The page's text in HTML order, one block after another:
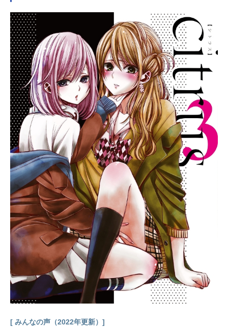
「ツヴァイウィング」の天羽奏と風
鳴翼の2人だったが、周辺各国との関
係上、システムの存在は完全に秘匿
されていた。作品名戦姫絶唱シンフ
ォギア放送形態TVアニメスケジュー
ル2012年1月6日（金）〜2012年3月
30日（金）TOKYOMXほか話数全13
話キャスト立花響：悠木碧風鳴翼：
水樹奈々雪音クリス：高垣彩陽小日
向未来：井口裕香天羽奏：高山みな
み風鳴弦十郎：石川英郎櫻井了子/フ
ィーネ：沢城みゆき緒川慎次：保志
総一朗藤尭朔也：赤羽根健治友里あ
おい：瀬戸麻沙美安藤創世：小松未
可子寺島詩織：東山奈央板場弓美：
赤﨑千夏スタッフ監督：伊藤達文シ
リーズ構成・脚本：金子彰史キャラ
クターデザイン・総作画監督：小池
智史クリーチャーデザイン：okama
フューチャービジュアル：ロマン・
トマ美術監督：西村隆音楽プロデュ
ーサー：上松範康音楽：ElementsGa
rdenアニメーション制作：サテライ
ト主題歌OP：「Synchrogazer」水樹
奈々ED：「MeteorLight」高垣彩陽
公...
[ みんなの声（2022年更新）]